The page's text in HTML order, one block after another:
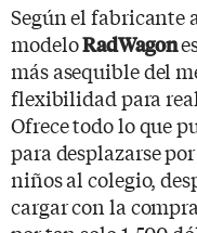
Según el fabricante
modeloRadWagon
más asequible del
flexibilidad para
Ofrece todo lo que
para desplazarse
niños al colegio,
cargar con la